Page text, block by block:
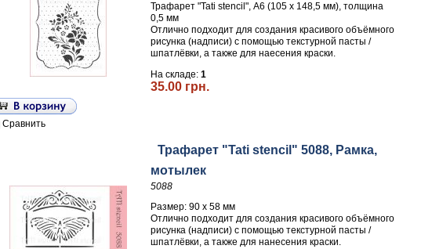
Трафарет "Tati stencil", А6 (105 х 148,5 мм), толщина
0,5 мм
Отлично подходит для создания красивого объёмного
рисунка (надписи) с помощью текстурной пасты /
шпатлёвки, а также для наесения краски.
На складе: 1
35.00 грн.
Сравнить
Трафарет "Tati stencil" 5088, Рамка,
мотылек
5088
Размер: 90 х 58 мм
Отлично подходит для создания красивого объёмного
рисунка (надписи) с помощью текстурной пасты /
шпатлёвки, а также для нанесения краски.